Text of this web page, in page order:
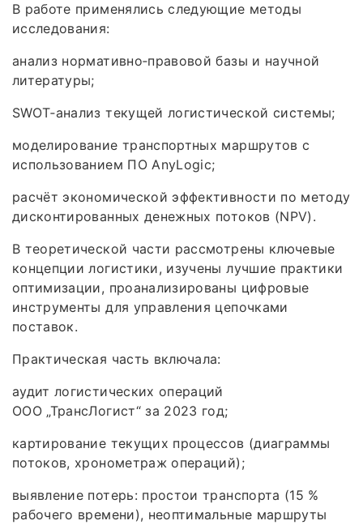
В работе применялись следующие методы
исследования:
анализ нормативно‑правовой базы и научной
литературы;
SWOT‑анализ текущей логистической системы;
моделирование транспортных маршрутов с
использованием ПО AnyLogic;
расчёт экономической эффективности по методу
дисконтированных денежных потоков (NPV).
В теоретической части рассмотрены ключевые
концепции логистики, изучены лучшие практики
оптимизации, проанализированы цифровые
инструменты для управления цепочками
поставок.
Практическая часть включала:
аудит логистических операций
ООО „ТрансЛогист“ за 2023 год;
картирование текущих процессов (диаграммы
потоков, хронометраж операций);
выявление потерь: простои транспорта (15 %
рабочего времени), неоптимальные маршруты